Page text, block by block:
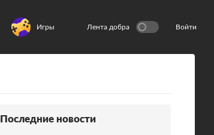
Игры Лента добра Войти
Последние новости